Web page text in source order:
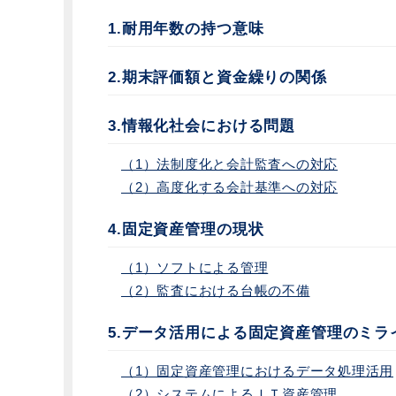
1.耐用年数の持つ意味
2.期末評価額と資金繰りの関係
3.情報化社会における問題
（1）法制度化と会計監査への対応
（2）高度化する会計基準への対応
4.固定資産管理の現状
（1）ソフトによる管理
（2）監査における台帳の不備
5.データ活用による固定資産管理のミラ
（1）固定資産管理におけるデータ処理活用